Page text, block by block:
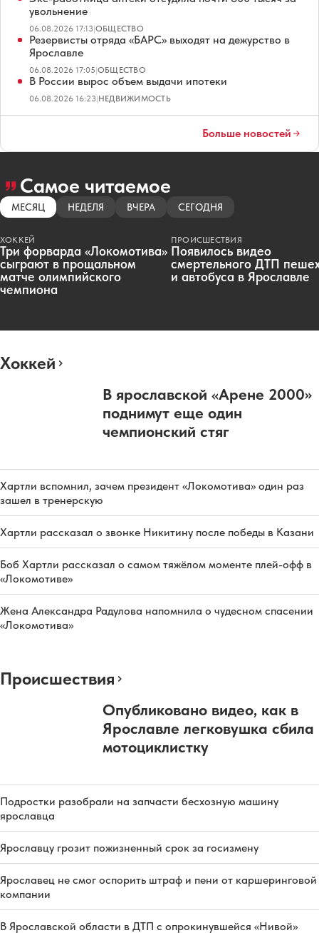
увольнение
06.08.2026 17:13|ОБЩЕСТВО
Резервисты отряда «БАРС» выходят на дежурство в
Ярославле
06.08.2026 17:05|ОБЩЕСТВО
В России вырос объем выдачи ипотеки
06.08.2026 16:23|НЕДВИЖИМОСТЬ
Больше новостей
Самое читаемое
МЕСЯЦ НЕДЕЛЯ ВЧЕРА СЕГОДНЯ
ХОККЕЙ
Три форварда «Локомотива»
сыграют в прощальном
матче олимпийского
чемпиона
ПРОИСШЕСТВИЯ
Появилось видео
смертельного ДТП
и автобуса в Ярославле
Хоккей
В ярославской «Арене 2000»
поднимут еще один
чемпионский стяг
Хартли вспомнил, зачем президент «Локомотива» один раз
зашел в тренерскую
Хартли рассказал о звонке Никитину после победы в Казани
Боб Хартли рассказал о самом тяжёлом моменте плей-офф в
«Локомотиве»
Жена Александра Радулова напомнила о чудесном спасении
«Локомотива»
Происшествия
Опубликовано видео, как в
Ярославле легковушка сбила
мотоциклистку
Подростки разобрали на запчасти бесхозную машину
ярославца
Ярославцу грозит пожизненный срок за госизмену
Ярославец не смог оспорить штраф и пени от каршеринговой
компании
В Ярославской области в ДТП с опрокинувшейся «Нивой»